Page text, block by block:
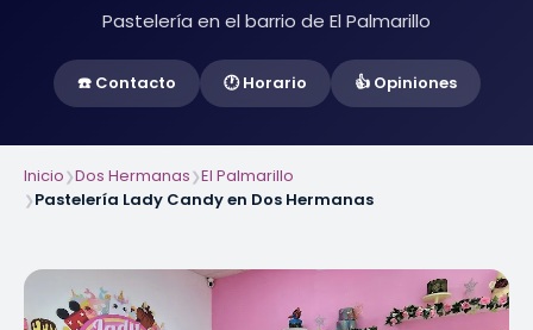
Pastelería en el barrio de El Palmarillo
☎️ Contacto 🕐 Horario 👍 Opiniones
Inicio❯Dos Hermanas❯El Palmarillo
❯Pastelería Lady Candy en Dos Hermanas